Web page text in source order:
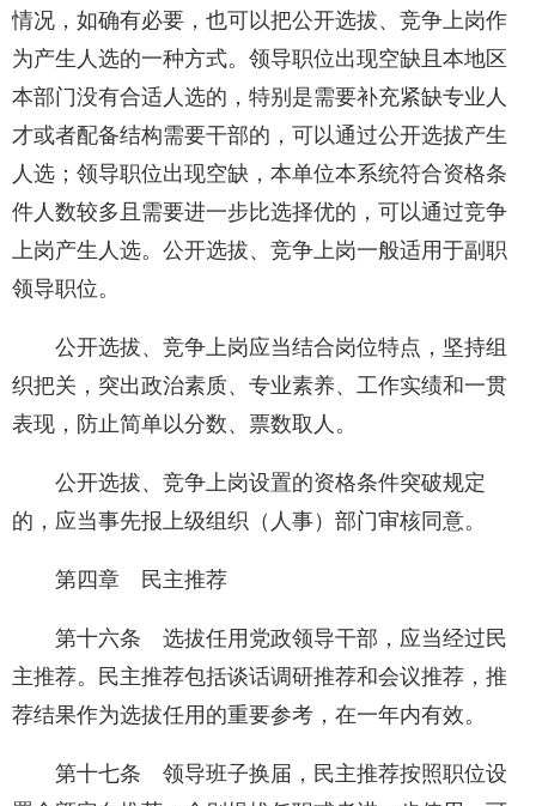
情况，如确有必要，也可以把公开选拔、竞争上岗作
为产生人选的一种方式。领导职位出现空缺且本地区
本部门没有合适人选的，特别是需要补充紧缺专业人
才或者配备结构需要干部的，可以通过公开选拔产生
人选；领导职位出现空缺，本单位本系统符合资格条
件人数较多且需要进一步比选择优的，可以通过竞争
上岗产生人选。公开选拔、竞争上岗一般适用于副职
领导职位。
公开选拔、竞争上岗应当结合岗位特点，坚持组
织把关，突出政治素质、专业素养、工作实绩和一贯
表现，防止简单以分数、票数取人。
公开选拔、竞争上岗设置的资格条件突破规定
的，应当事先报上级组织（人事）部门审核同意。
第四章 民主推荐
第十六条 选拔任用党政领导干部，应当经过民
主推荐。民主推荐包括谈话调研推荐和会议推荐，推
荐结果作为选拔任用的重要参考，在一年内有效。
第十七条 领导班子换届，民主推荐按照职位设